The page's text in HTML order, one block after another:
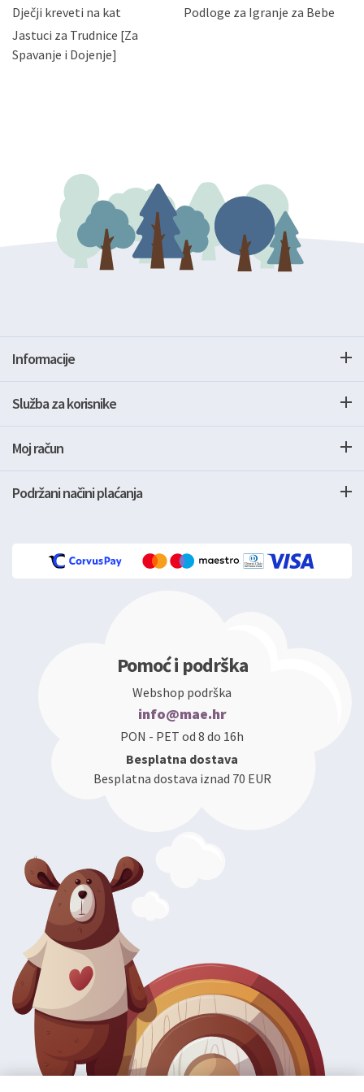
zatražiti prestanak aktivnosti obrade Vaših osobnih
podataka. Opoziv privole možete podnijeti poštom na
gore navedenu adresu ili e-mailom na adresu:
Dječji kreveti na kat
Podloge za Igranje za Bebe
Jastuci za Trudnice [Za
Spavanje i Dojenje]
Informacije
Služba za korisnike
Moj račun
Podržani načini plaćanja
Pomoć i podrška
Webshop podrška
info@mae.hr
PON - PET od 8 do 16h
Besplatna dostava
Besplatna dostava iznad 70 EUR